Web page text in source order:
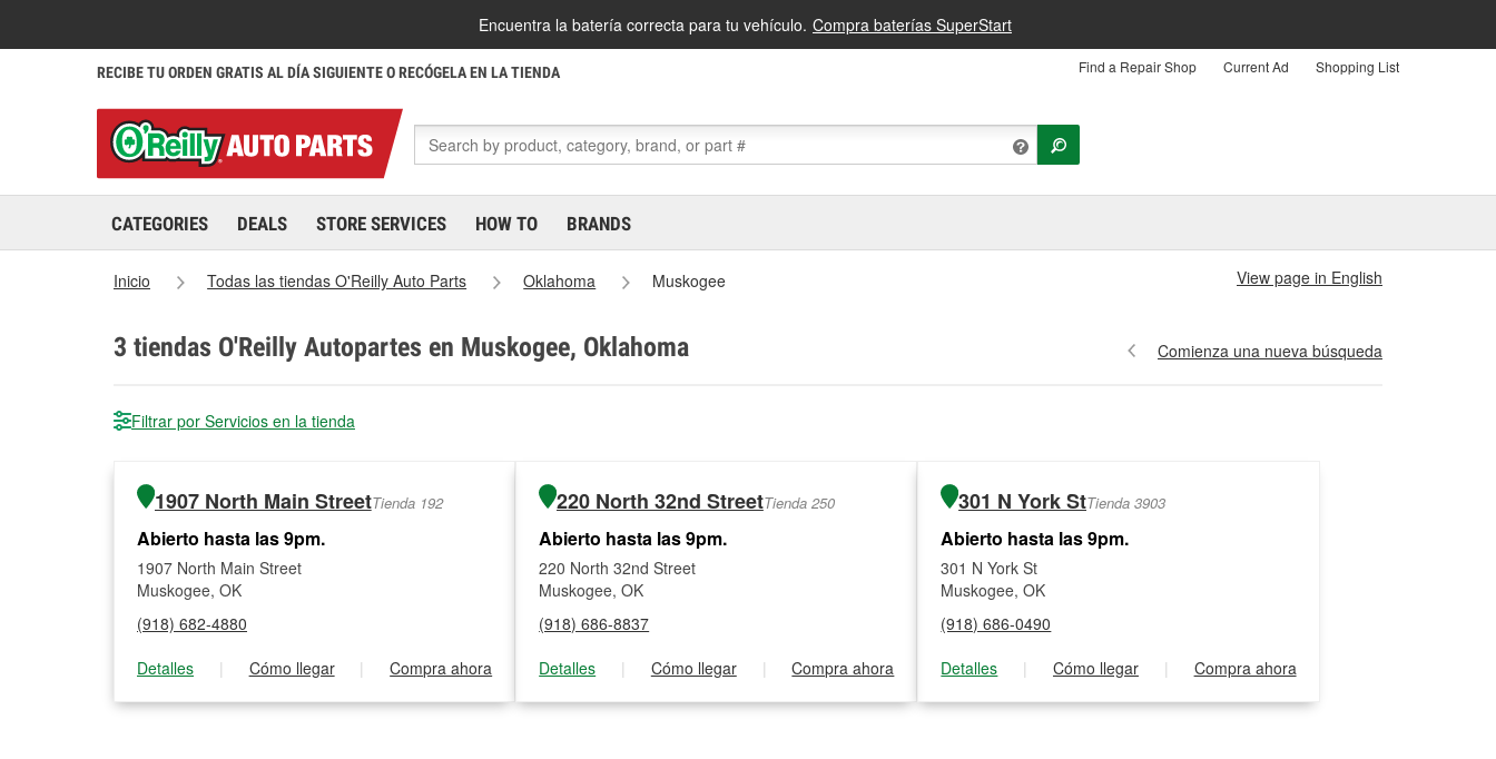
Encuentra la batería correcta para tu vehículo. Compra baterías SuperStart
RECIBE TU ORDEN GRATIS AL DÍA SIGUIENTE O RECÓGELA EN LA TIENDA Find a Repair Shop Current Ad Shopping List
CATEGORIES DEALS STORE SERVICES HOW TO BRANDS
Inicio Todas las tiendas O'Reilly Auto Parts Oklahoma Muskogee View page in English
3 tiendas O'Reilly Autopartes en Muskogee, Oklahoma Comienza una nueva búsqueda
Filtrar por Servicios en la tienda
1907 North Main StreetTienda 192
Abierto hasta las 9pm.
1907 North Main Street
Muskogee, OK
(918) 682-4880
Detalles
| Cómo llegar | Compra ahora
220 North 32nd StreetTienda 250
Abierto hasta las 9pm.
220 North 32nd Street
Muskogee, OK
(918) 686-8837
Detalles
| Cómo llegar | Compra ahora
301 N York StTienda 3903
Abierto hasta las 9pm.
301 N York St
Muskogee, OK
(918) 686-0490
Detalles
| Cómo llegar | Compra ahora